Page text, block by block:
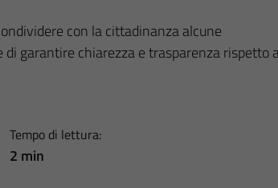
con la cittadinanza alcune
garantire chiarezza e trasparenza rispetto
Tempo di lettura:
2 min